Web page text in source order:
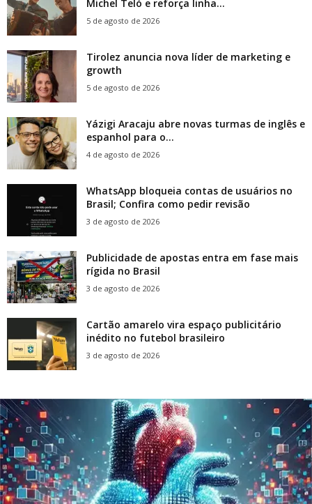
Michel Teló e reforça linha...
5 de agosto de 2026
Tirolez anuncia nova líder de marketing e
growth
5 de agosto de 2026
Yázigi Aracaju abre novas turmas de inglês e
espanhol para o...
4 de agosto de 2026
WhatsApp bloqueia contas de usuários no
Brasil; Confira como pedir revisão
3 de agosto de 2026
Publicidade de apostas entra em fase mais
rígida no Brasil
3 de agosto de 2026
Cartão amarelo vira espaço publicitário
inédito no futebol brasileiro
3 de agosto de 2026